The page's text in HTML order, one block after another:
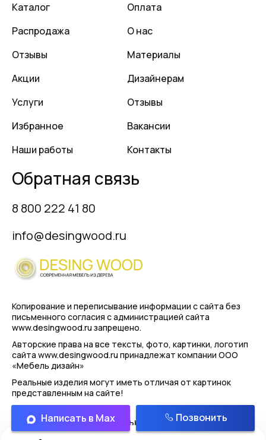
Каталог
Распродажа
Отзывы
Акции
Услуги
Избранное
Наши работы
Оплата
О нас
Материалы
Дизайнерам
Отзывы
Вакансии
Контакты
Обратная связь
8 800 222 41 80
info@desingwood.ru
Копирование и переписывание информации с сайта без
письменного согласия с администрацией сайта
www.desingwood.ru запрещено.
Авторские права на все тексты, фото, картинки, логотип
сайта www.desingwood.ru принадлежат компании ООО
«Мебель дизайн»
Реальные изделия могут иметь отличая от картинок
представленным на сайте!
Политика конфиденциальности
Написать в Max Позвонить